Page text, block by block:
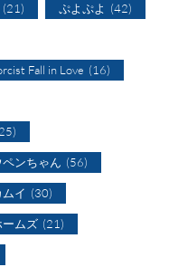
(21) ぷよぷよ (42)
Fall in Love (16)
ペンちゃん (56)
イ (30)
ームズ (21)